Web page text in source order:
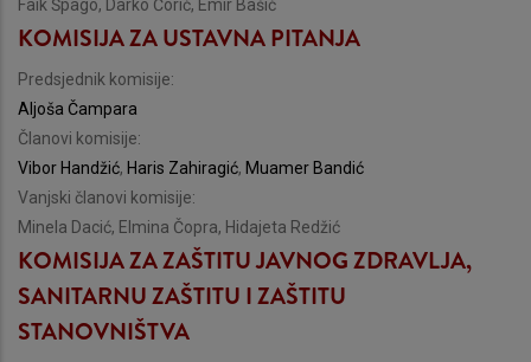
Faik Špago, Darko Čorić, Emir Bašić
KOMISIJA ZA USTAVNA PITANJA
Predsjednik komisije:
Aljoša Čampara
Članovi komisije:
Vibor Handžić, Haris Zahiragić, Muamer Bandić
Vanjski članovi komisije:
Minela Dacić, Elmina Čopra, Hidajeta Redžić
KOMISIJA ZA ZAŠTITU JAVNOG ZDRAVLJA,
SANITARNU ZAŠTITU I ZAŠTITU
STANOVNIŠTVA